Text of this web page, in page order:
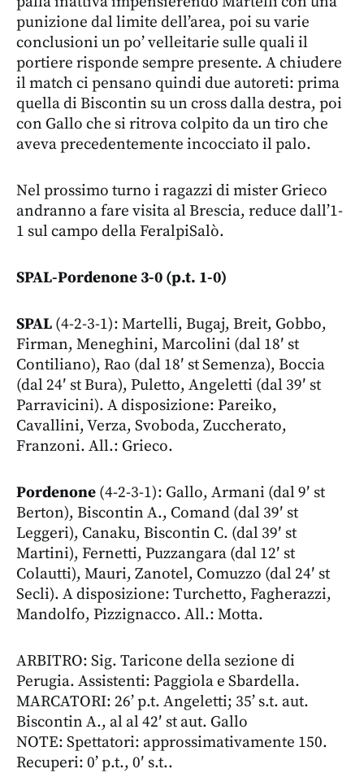
punizione dal limite dell’area, poi su varie
conclusioni un po’ velleitarie sulle quali il
portiere risponde sempre presente. A chiudere
il match ci pensano quindi due autoreti: prima
quella di Biscontin su un cross dalla destra, poi
con Gallo che si ritrova colpito da un tiro che
aveva precedentemente incocciato il palo.
Nel prossimo turno i ragazzi di mister Grieco
andranno a fare visita al Brescia, reduce dall’1-
1 sul campo della FeralpiSalò.
SPAL-Pordenone 3-0 (p.t. 1-0)
SPAL (4-2-3-1): Martelli, Bugaj, Breit, Gobbo,
Firman, Meneghini, Marcolini (dal 18′ st
Contiliano), Rao (dal 18′ st Semenza), Boccia
(dal 24′ st Bura), Puletto, Angeletti (dal 39′ st
Parravicini). A disposizione: Pareiko,
Cavallini, Verza, Svoboda, Zuccherato,
Franzoni. All.: Grieco.
Pordenone (4-2-3-1): Gallo, Armani (dal 9′ st
Berton), Biscontin A., Comand (dal 39′ st
Leggeri), Canaku, Biscontin C. (dal 39′ st
Martini), Fernetti, Puzzangara (dal 12′ st
Colautti), Mauri, Zanotel, Comuzzo (dal 24′ st
Secli). A disposizione: Turchetto, Fagherazzi,
Mandolfo, Pizzignacco. All.: Motta.
ARBITRO: Sig. Taricone della sezione di
Perugia. Assistenti: Paggiola e Sbardella.
MARCATORI: 26’ p.t. Angeletti; 35’ s.t. aut.
Biscontin A., al al 42′ st aut. Gallo
NOTE: Spettatori: approssimativamente 150.
Recuperi: 0’ p.t., 0′ s.t..